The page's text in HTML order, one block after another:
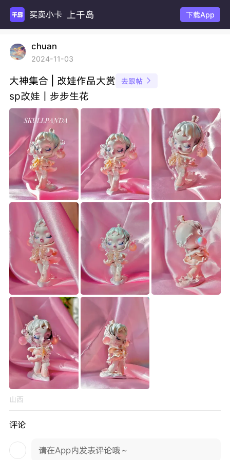
买卖小卡 上千岛 下载App
chuan
2024-11-03
大神集合 | 改娃作品大赏 去跟帖 
sp改娃｜步步生花
山西
评论
请在App内发表评论哦～